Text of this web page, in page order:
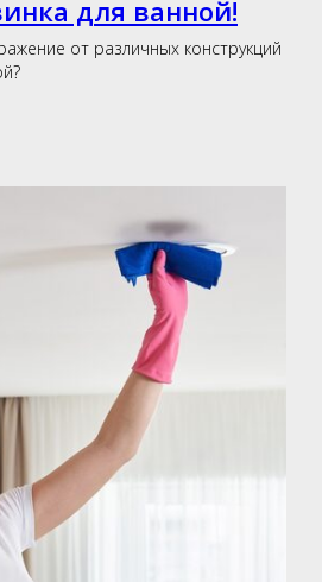
для ванной!
от различных конструкций